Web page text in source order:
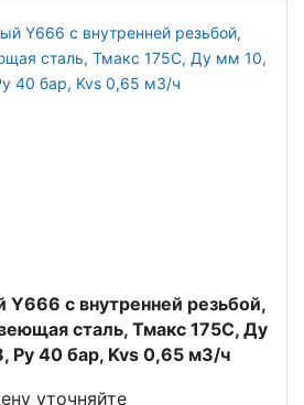
Y666 с внутренней резьбой,
сталь, Тмакс 175С, Ду
Ру 40 бар, Kvs 0,65 м3/ч
уточняйте